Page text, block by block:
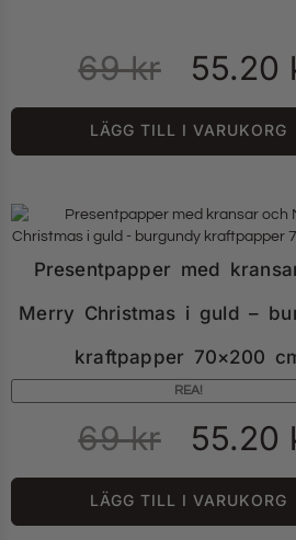
69kr 55.20
LÄGG TILL I VARUKORG
Presentpapper med
Merry Christmas i guld –
kraftpapper 70×200
REA!
69kr 55.20
LÄGG TILL I VARUKORG